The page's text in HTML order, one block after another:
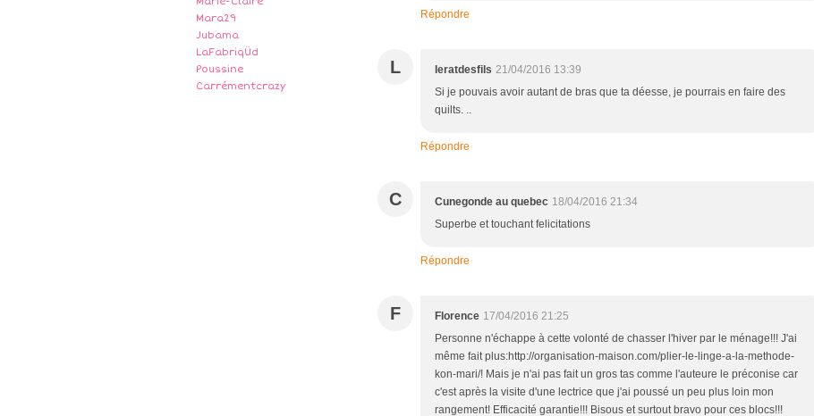
Mara29
Jubama
LaFabriqÜd
Poussine
Carrémentcrazy
Répondre
L leratdesfils 21/04/2016 13:39
Si je pouvais avoir autant de bras que ta déesse, je pourrais en faire des
quilts. ..
Répondre
C Cunegonde au quebec 18/04/2016 21:34
Superbe et touchant felicitations
Répondre
F Florence 17/04/2016 21:25
Personne n'échappe à cette volonté de chasser l'hiver par le ménage!!! J'ai
même fait plus:http://organisation-maison.com/plier-le-linge-a-la-methode-
kon-mari/! Mais je n'ai pas fait un gros tas comme l'auteure le préconise car
c'est après la visite d'une lectrice que j'ai poussé un peu plus loin mon
rangement! Efficacité garantie!!! Bisous et surtout bravo pour ces blocs!!!